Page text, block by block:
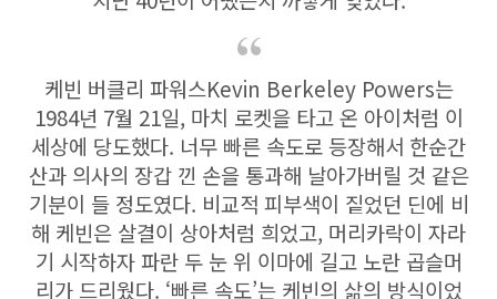
케빈 버클리 파워스Kevin Berkeley Powers는
1984년 7월 21일, 마치 로켓을 타고 온 아이처럼 이
세상에 당도했다. 너무 빠른 속도로 등장해서 한순간
산과 의사의 장갑 낀 손을 통과해 날아가버릴 것 같은
기분이 들 정도였다. 비교적 피부색이 짙었던 딘에 비
해 케빈은 살결이 상아처럼 희었고, 머리카락이 자라
기 시작하자 파란 두 눈 위 이마에 길고 노란 곱슬머
리가 드리웠다. ‘빠른 속도’는 케빈의 삶의 방식이었